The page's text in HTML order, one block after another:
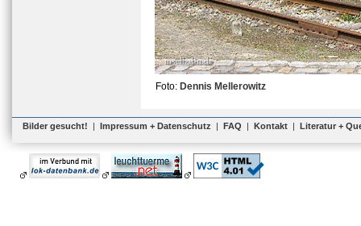
Foto: Dennis Mellerowitz
Bilder gesucht! | Impressum + Datenschutz | FAQ | Kontakt | Literatur +